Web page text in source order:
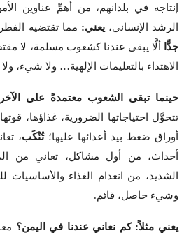
إنتاجه في بلدانهم، من أهمِّ عناوين
الرشد الإنساني،يعني: مما تقتضيه
جدًّا
ألَّا يبقى عندنا كشعوب مسلمة، لا
الاهتداء بالتعليمات الإلهية… ولا شيء،
حينما تبقى الشعوب معتمدةً على
تتحوَّل احتياجاتها الضرورية، غذاؤها،
أوراق ضغط بيد أعدائها عليها؛تُنْكَب،
أحداث، من أول مشاكل، تعاني من
الشديد، من انعدام الغذاء
وشيء حاصل، قائم.
يعني مثلاً: كم نعاني عندنا في اليمن؟